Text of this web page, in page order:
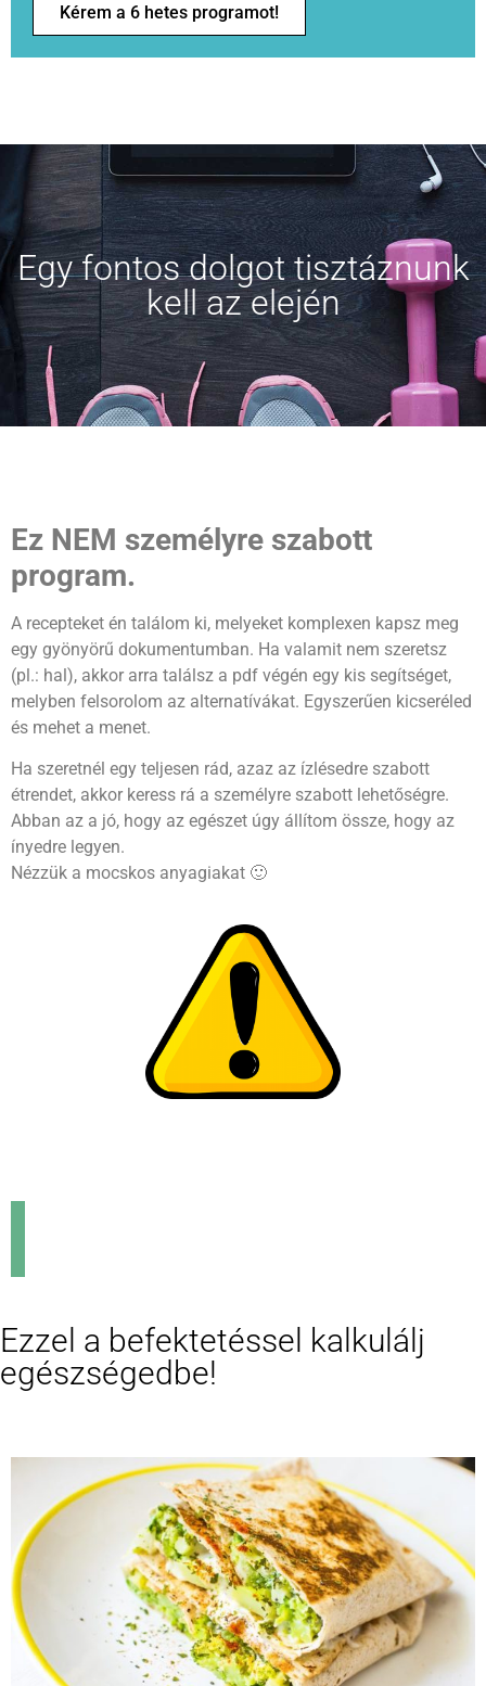
Kérem a 6 hetes programot!
Egy fontos dolgot tisztáznunk
kell az elején
Ez NEM személyre szabott
program.
A recepteket én találom ki, melyeket komplexen kapsz meg
egy gyönyörű dokumentumban. Ha valamit nem szeretsz
(pl.: hal), akkor arra találsz a pdf végén egy kis segítséget,
melyben felsorolom az alternatívákat. Egyszerűen kicseréled
és mehet a menet.
Ha szeretnél egy teljesen rád, azaz az ízlésedre szabott
étrendet, akkor keress rá a személyre szabott lehetőségre.
Abban az a jó, hogy az egészet úgy állítom össze, hogy az
ínyedre legyen.
Nézzük a mocskos anyagiakat 🙂
Ezzel a befektetéssel kalkulálj
egészségedbe!